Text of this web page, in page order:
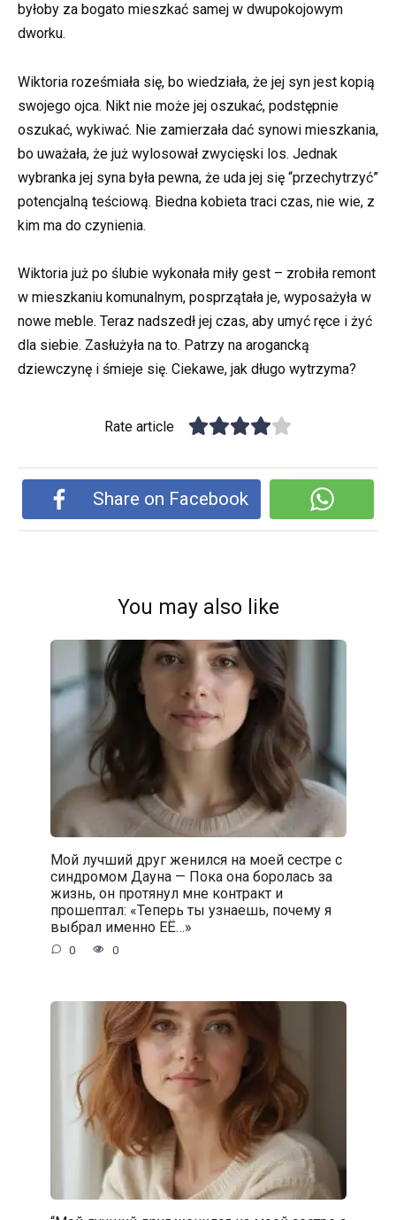
byłoby za bogato mieszkać samej w dwupokojowym
dworku.
Wiktoria roześmiała się, bo wiedziała, że jej syn jest kopią
swojego ojca. Nikt nie może jej oszukać, podstępnie
oszukać, wykiwać. Nie zamierzała dać synowi mieszkania,
bo uważała, że już wylosował zwycięski los. Jednak
wybranka jej syna była pewna, że uda jej się “przechytrzyć”
potencjalną teściową. Biedna kobieta traci czas, nie wie, z
kim ma do czynienia.
Wiktoria już po ślubie wykonała miły gest – zrobiła remont
w mieszkaniu komunalnym, posprzątała je, wyposażyła w
nowe meble. Teraz nadszedł jej czas, aby umyć ręce i żyć
dla siebie. Zasłużyła na to. Patrzy na arogancką
dziewczynę i śmieje się. Ciekawe, jak długo wytrzyma?
Rate article
Share on Facebook
You may also like
Мой лучший друг женился на моей сестре с
синдромом Дауна — Пока она боролась за
жизнь, он протянул мне контракт и
прошептал: «Теперь ты узнаешь, почему я
выбрал именно ЕЁ…»
0 0